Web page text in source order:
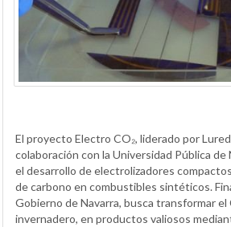
El proyecto Electro CO₂, liderado por
colaboración con la Universidad Pública de
el desarrollo de electrolizadores
de carbono en combustibles sintéticos.
Gobierno de Navarra, busca transformar el
invernadero, en productos valiosos